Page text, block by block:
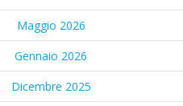
Maggio 2026
Gennaio 2026
Dicembre 2025